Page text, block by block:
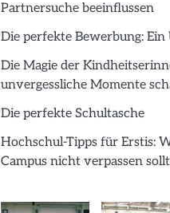
Partnersuche beeinflussen
Die perfekte Bewerbung: Ein
Die Magie der
unvergessliche Momente
Die perfekte Schultasche
Hochschul-Tipps für Erstis:
Campus nicht verpassen